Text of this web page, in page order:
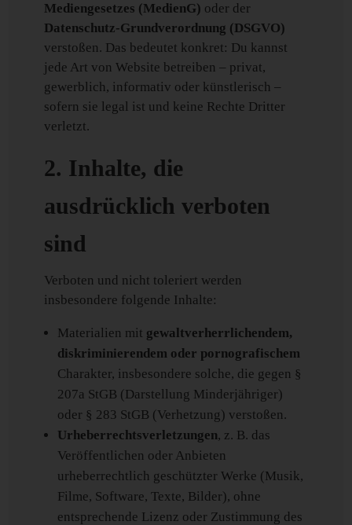
Mediengesetzes (MedienG) oder der
Datenschutz-Grundverordnung (DSGVO)
verstoßen. Das bedeutet konkret: Du kannst
jede Art von Website betreiben – privat,
gewerblich, informativ oder künstlerisch –
sofern sie legal ist und keine Rechte Dritter
verletzt.
2. Inhalte, die
ausdrücklich verboten
sind
Verboten und nicht toleriert werden
insbesondere folgende Inhalte:
Materialien mit gewaltverherrlichendem,
diskriminierendem oder pornografischem
Charakter, insbesondere solche, die gegen §
207a StGB (Darstellung Minderjähriger)
oder § 283 StGB (Verhetzung) verstoßen.
Urheberrechtsverletzungen, z. B. das
Veröffentlichen oder Anbieten
urheberrechtlich geschützter Werke (Musik,
Filme, Software, Texte, Bilder), ohne
entsprechende Lizenz oder Zustimmung des